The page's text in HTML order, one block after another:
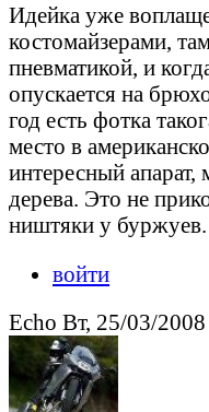
Идейка уже
костомайзерами,
пневматикой, и
опускается на
год есть фотка
место в
интересный апарат,
дерева. Это не
ништяки у буржуев.
войти
Echo Вт, 25/03/